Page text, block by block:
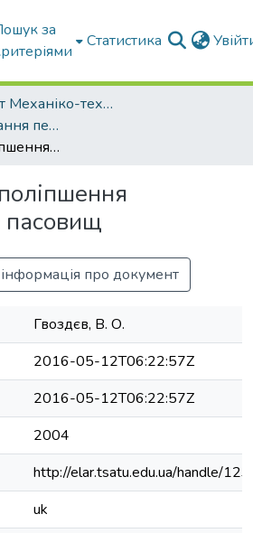
за
Статистика
Факультет Механіко-технологічний
кафедра Обладнання переробних і харчових виробництв ім. професора Ф.Ю. Ялпачика
Поверхневе поліпшення сіножатей та пасовищ
пасовищ
про документ
Гвоздєв, В. О.
2016-05-12T06:22:57Z
2016-05-12T06:22:57Z
2004
http://elar.tsatu.edu.ua/handle/
uk